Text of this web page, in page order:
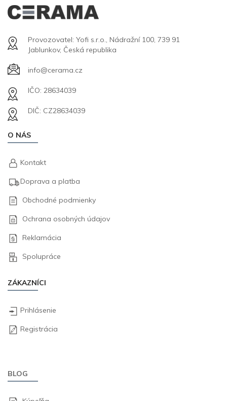
Provozovatel: Yofi s.r.o., Nádražní 100, 739 91
Jablunkov, Česká republika
info@cerama.cz
IČO: 28634039
DIČ: CZ28634039
O NÁS
Kontakt
Doprava a platba
Obchodné podmienky
Ochrana osobných údajov
Reklamácia
Spolupráce
ZÁKAZNÍCI
Prihlásenie
Registrácia
BLOG